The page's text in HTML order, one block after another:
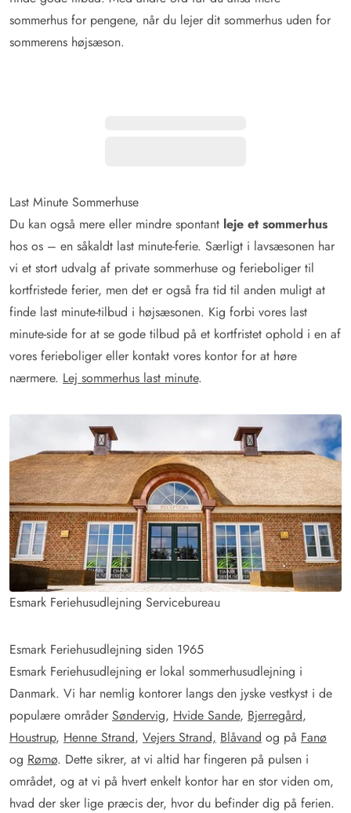
sommerhus for pengene, når du lejer dit sommerhus uden for
sommerens højsæson.
Last Minute Sommerhuse
Du kan også mere eller mindre spontant leje et sommerhus
hos os – en såkaldt last minute-ferie. Særligt i lavsæsonen har
vi et stort udvalg af private sommerhuse og ferieboliger til
kortfristede ferier, men det er også fra tid til anden muligt at
finde last minute-tilbud i højsæsonen. Kig forbi vores last
minute-side for at se gode tilbud på et kortfristet ophold i en af
vores ferieboliger eller kontakt vores kontor for at høre
nærmere. Lej sommerhus last minute.
Esmark Feriehusudlejning Servicebureau
Esmark Feriehusudlejning siden 1965
Esmark Feriehusudlejning er lokal sommerhusudlejning i
Danmark. Vi har nemlig kontorer langs den jyske vestkyst i de
populære områder Søndervig, Hvide Sande, Bjerregård,
Houstrup, Henne Strand, Vejers Strand, Blåvand og på Fanø
og Rømø. Dette sikrer, at vi altid har fingeren på pulsen i
området, og at vi på hvert enkelt kontor har en stor viden om,
hvad der sker lige præcis der, hvor du befinder dig på ferien.